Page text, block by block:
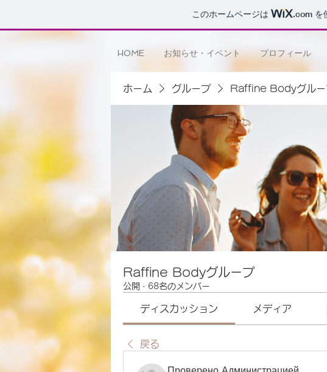
このホームページは .com を
HOME お知らせ・イベント プロフィール
ホーム グループ Raffine Bodyグルー
Raffine Bodyグループ
公開 · 68名のメンバー
ディスカッション メディア
戻る